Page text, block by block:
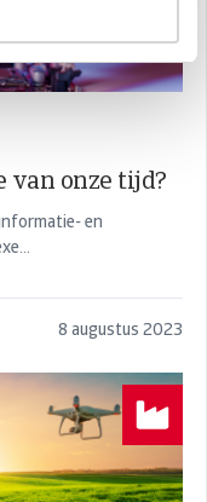
van onze tijd?
en
8 augustus 2023